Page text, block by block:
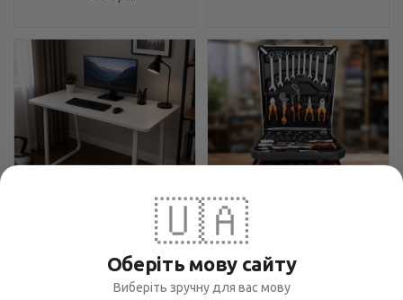
Компьютерный стол
120х60 см Бежевый -
Минималистичный
дизайн, Закругленные
Набор инструментов Tool
Set 235 предметов - для
ремонта и обслуживания,
чемодан с колесами,
🇺🇦
Оберіть мову сайту
Виберіть зручну для вас мову